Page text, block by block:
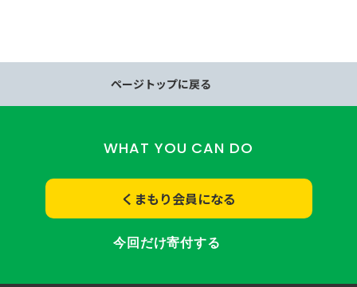
ページトップに戻る
WHAT YOU CAN DO
くまもり会員になる
今回だけ寄付する